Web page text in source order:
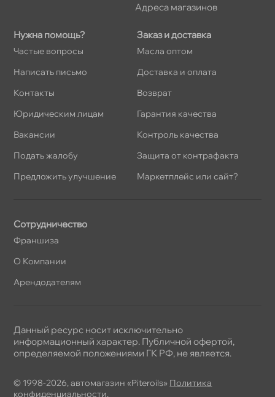
Нужна помощь?
Частые вопросы
Написать письмо
Контакты
Юридическим лицам
акансии
Подать жалобу
Предложить улучшение
Заказ и доставка
Масла оптом
Доставка и оплата
озврат
Гарантия качества
Контроль качества
Защита от контрафакта
Маркетплейс или сайт?
Сотрудничество
Франшиза
О Компании
Арендодателям
Адреса магазино
© 1998-2026, автомагазин «Piteroils» Политика
конфиденциальности,
Данный ресурс носит исключительно
информационный характер. Публичной офертой,
определяемой положениями ГК РФ, не является.